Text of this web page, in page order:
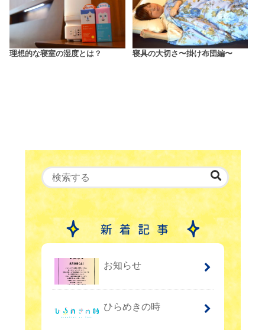
理想的な寝室の湿度とは？ 寝具の大切さ〜掛け布団編〜
お知らせ
ひらめきの時